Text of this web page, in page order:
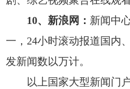
10、新浪网： 新闻中
一，24小时滚动报道国内
发新闻数以万计。
以上国家大型新闻门户